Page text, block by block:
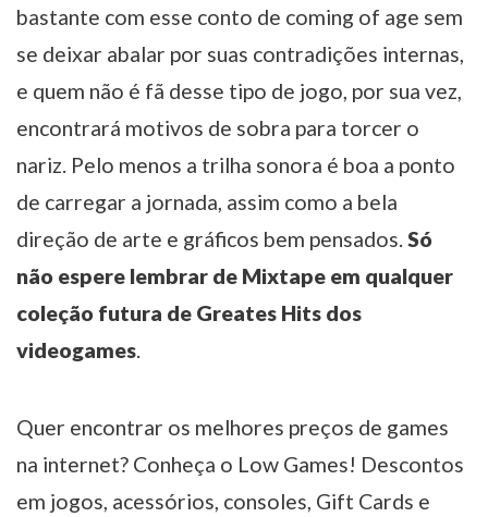
bastante com esse conto de coming of age sem
se deixar abalar por suas contradições internas,
e quem não é fã desse tipo de jogo, por sua vez,
encontrará motivos de sobra para torcer o
nariz. Pelo menos a trilha sonora é boa a ponto
de carregar a jornada, assim como a bela
direção de arte e gráficos bem pensados.Só
não espere lembrar de Mixtape em qualquer
coleção futura de Greates Hits dos
videogames.
Quer encontrar os melhores preços de games
na internet? Conheça o Low Games! Descontos
em jogos, acessórios, consoles, Gift Cards e